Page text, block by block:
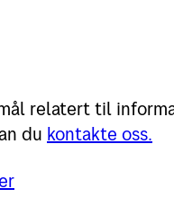
relatert til
du kontakte oss.